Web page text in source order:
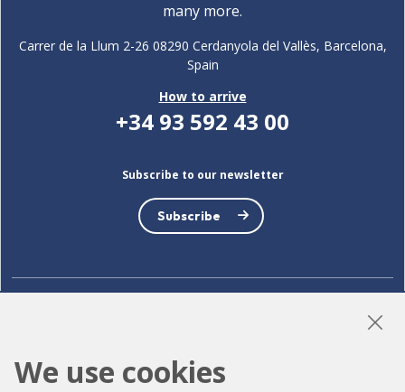
many more.
Carrer de la Llum 2-26 08290 Cerdanyola del Vallès, Barcelona,
Spain
How to arrive
+34 93 592 43 00
Subscribe to our newsletter
Subscribe
We use cookies